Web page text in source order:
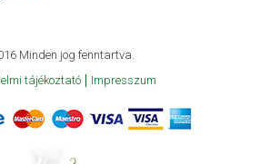
Minden jog fenntartva.
tájékoztató
Impresszum